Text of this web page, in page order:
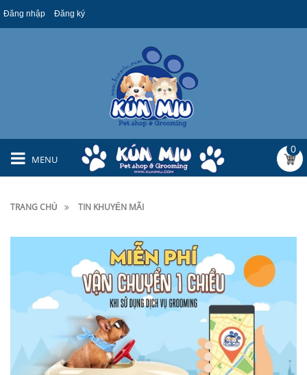
Đăng nhập Đăng ký
MENU
0
TRANG CHỦ TIN KHUYẾN MÃI